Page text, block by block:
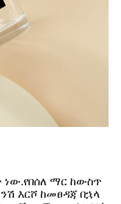
ነው.የበሰለ ማር ከውስጥ
እርሾ ከመፀዳጃ በኋላ